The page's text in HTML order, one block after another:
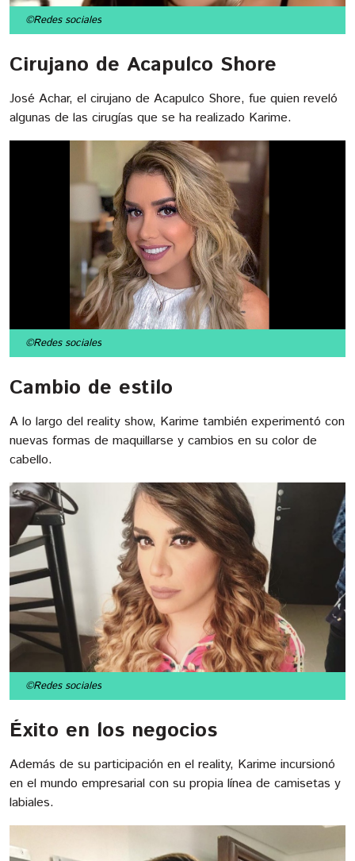
©Redes sociales
Cirujano de Acapulco Shore
José Achar, el cirujano de Acapulco Shore, fue quien reveló
algunas de las cirugías que se ha realizado Karime.
©Redes sociales
Cambio de estilo
A lo largo del reality show, Karime también experimentó con
nuevas formas de maquillarse y cambios en su color de
cabello.
©Redes sociales
Éxito en los negocios
Además de su participación en el reality, Karime incursionó
en el mundo empresarial con su propia línea de camisetas y
labiales.